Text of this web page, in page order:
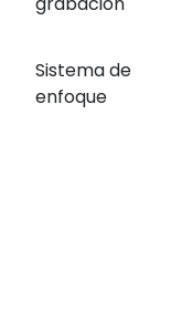
Sistema de
enfoque